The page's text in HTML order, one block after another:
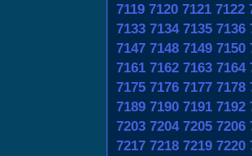
7119 7120 7121 7122
7133 7134 7135 7136
7147 7148 7149 7150
7161 7162 7163 7164
7175 7176 7177 7178
7189 7190 7191 7192
7203 7204 7205 7206
7217 7218 7219 7220